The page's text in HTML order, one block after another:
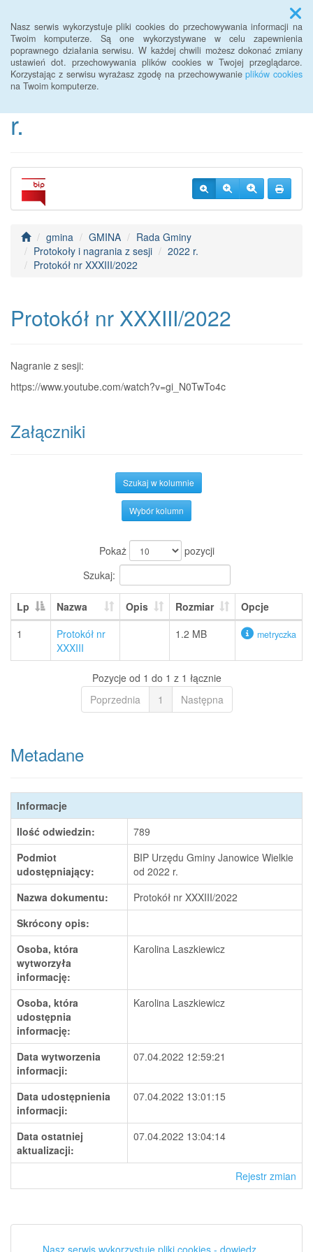
Nasz serwis wykorzystuje pliki cookies do przechowywania informacji na
Twoim komputerze. Są one wykorzystywane w celu zapewnienia
poprawnego działania serwisu. W każdej chwili możesz dokonać zmiany
ustawień dot. przechowywania plików cookies w Twojej przeglądarce.
Korzystając z serwisu wyrażasz zgodę na przechowywanieplików cookies
na Twoim komputerze.
Menu
BIP Urzędu Gminy
Janowice Wielkie od 2022
r.
gmina GMINA
Rada Gminy
Protokoły i nagrania z sesji
2022 r.
Protokół nr XXXIII/2022
Protokół nr XXXIII/2022
Nagranie z sesji:
https://www.youtube.com/watch?v=gi_N0TwTo4c
Załączniki
Szukaj w kolumnie
Wybór kolumn
Pokaż
pozycji
Szukaj:
Lp Nazwa Opis Rozmiar
Opcje
1
Protokół nr
XXXIII
1.2 MB metryczka
Pozycje od 1 do 1 z 1 łącznie
Poprzednia
1 Następna
Metadane
Informacje
Ilość odwiedzin:
789
Podmiot
udostępniający:
BIP Urzędu Gminy Janowice Wielkie
od 2022 r.
Nazwa dokumentu:
Protokół nr XXXIII/2022
Skrócony opis:
Osoba, która
wytworzyła
informację:
Karolina Laszkiewicz
Osoba, która
udostępnia
informację:
Karolina Laszkiewicz
Data wytworzenia
informacji:
07.04.2022 12:59:21
Data udostępnienia
informacji:
07.04.2022 13:01:15
Data ostatniej
aktualizacji:
07.04.2022 13:04:14
Rejestr zmian
Nasz serwis wykorzystuje pliki cookies - dowiedz